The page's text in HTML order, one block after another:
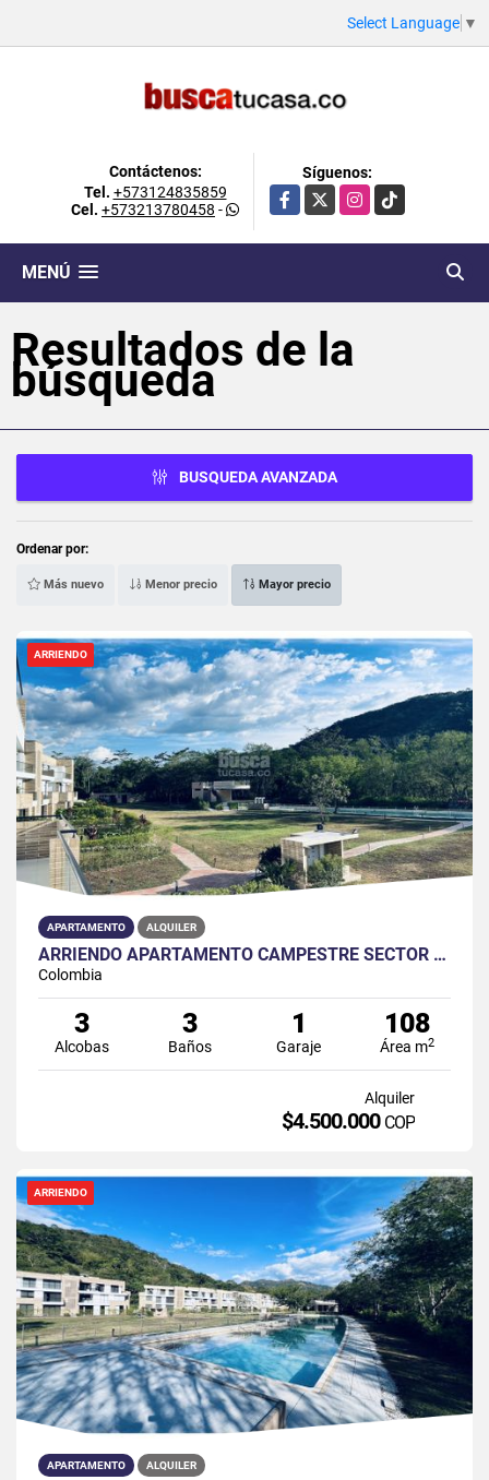
Select Language ▼
Contáctenos:
Tel. +573124835859
Cel. +573213780458 -
Síguenos:
Facebook
X Instagram
TikTok
MENÚ
Resultados de la
búsqueda
BUSQUEDA AVANZADA
Ordenar por:
Más nuevo Menor precio Mayor precio
ARRIENDO
APARTAMENTO ALQUILER
ARRIENDO APARTAMENTO CAMPESTRE SECTOR PAYANDE
Colombia
3
Alcobas
3
Baños
1
Garaje
108
Área m2
Alquiler
$4.500.000 COP
ARRIENDO
APARTAMENTO ALQUILER